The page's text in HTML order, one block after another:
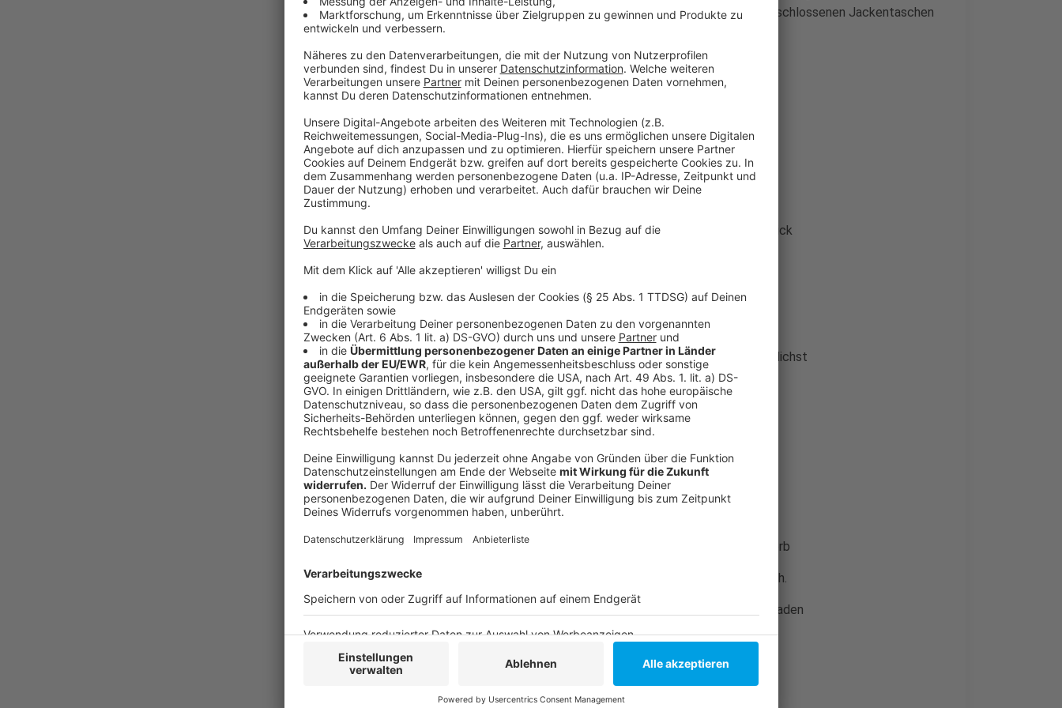
sollte man vor allem Geldbörsen und Handys nah am Körper in verschlossenen Jackentaschen
tragen und nicht beispielsweise einfach nur in der Hosentasche.
Anzeige
Weitere Infos und Links zum Thema:
Anzeige
Schützen Sie sich vor Taschendieben - Tipps und Hinweise:
- Taschendiebe lassen sich sehr häufig am typisch suchenden Blick
erkennen: Sie meiden den direkten Blickkontakt zum Opfer und
schauen eher nach der Beute.
- Tragen Sie Geld, Schecks, Kreditkarten und Papiere immer in
verschiedenen verschlossenen Innentaschen der Kleidung möglichst
dicht am Körper.
- Tragen Sie Hand- und Umhängetaschen verschlossen auf der
Körpervorderseite oder klemmen Sie sie sich unter den Arm.
- Benutzen Sie einen Brustbeutel, eine Gürtelinnentasche, einen
Geldgürtel oder eine am Gürtel angekettete Geldbörse.
- Legen Sie Geldbörsen nicht oben in Einkaufstasche, Einkaufskorb
oder Einkaufswagen, sondern tragen Sie sie möglichst körpernah.
- Hängen Sie Handtaschen im Restaurant, im Kaufhaus oder im Laden
(selbst bei der Anprobe von Schuhen oder Kleidung) nicht an
Stuhllehnen und stellen Sie sie nicht unbeaufsichtigt ab.
Hier geht es zur LKA-Meldung